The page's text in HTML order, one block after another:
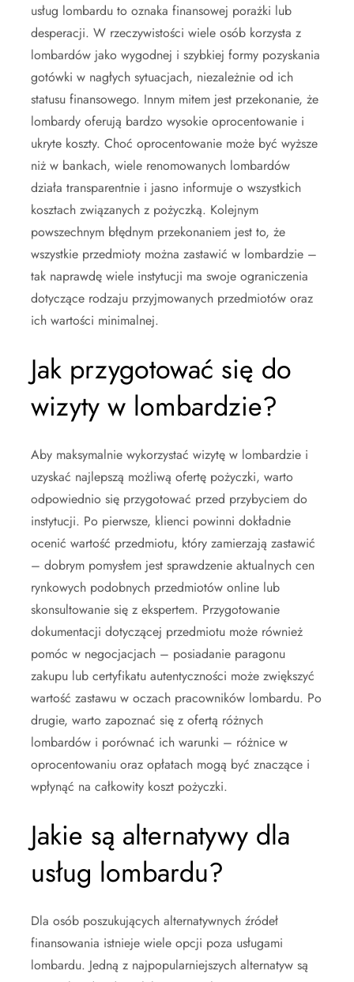
usług lombardu to oznaka finansowej porażki lub
desperacji. W rzeczywistości wiele osób korzysta z
lombardów jako wygodnej i szybkiej formy pozyskania
gotówki w nagłych sytuacjach, niezależnie od ich
statusu finansowego. Innym mitem jest przekonanie, że
lombardy oferują bardzo wysokie oprocentowanie i
ukryte koszty. Choć oprocentowanie może być wyższe
niż w bankach, wiele renomowanych lombardów
działa transparentnie i jasno informuje o wszystkich
kosztach związanych z pożyczką. Kolejnym
powszechnym błędnym przekonaniem jest to, że
wszystkie przedmioty można zastawić w lombardzie –
tak naprawdę wiele instytucji ma swoje ograniczenia
dotyczące rodzaju przyjmowanych przedmiotów oraz
ich wartości minimalnej.
Jak przygotować się do
wizyty w lombardzie?
Aby maksymalnie wykorzystać wizytę w lombardzie i
uzyskać najlepszą możliwą ofertę pożyczki, warto
odpowiednio się przygotować przed przybyciem do
instytucji. Po pierwsze, klienci powinni dokładnie
ocenić wartość przedmiotu, który zamierzają zastawić
– dobrym pomysłem jest sprawdzenie aktualnych cen
rynkowych podobnych przedmiotów online lub
skonsultowanie się z ekspertem. Przygotowanie
dokumentacji dotyczącej przedmiotu może również
pomóc w negocjacjach – posiadanie paragonu
zakupu lub certyfikatu autentyczności może zwiększyć
wartość zastawu w oczach pracowników lombardu. Po
drugie, warto zapoznać się z ofertą różnych
lombardów i porównać ich warunki – różnice w
oprocentowaniu oraz opłatach mogą być znaczące i
wpłynąć na całkowity koszt pożyczki.
Jakie są alternatywy dla
usług lombardu?
Dla osób poszukujących alternatywnych źródeł
finansowania istnieje wiele opcji poza usługami
lombardu. Jedną z najpopularniejszych alternatyw są